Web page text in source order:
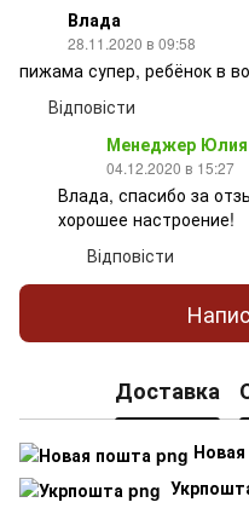
Влада
28.11.2020 в 09:58
пижама супер, ребёнок в
Відповісти
Менеджер Юлия
04.12.2020 в 15:27
Влада, спасибо за
хорошее настроение!
Відповісти
Доставка